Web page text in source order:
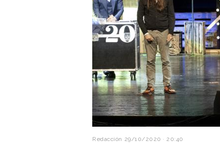
Redacción 29/10/2020 · 20:40